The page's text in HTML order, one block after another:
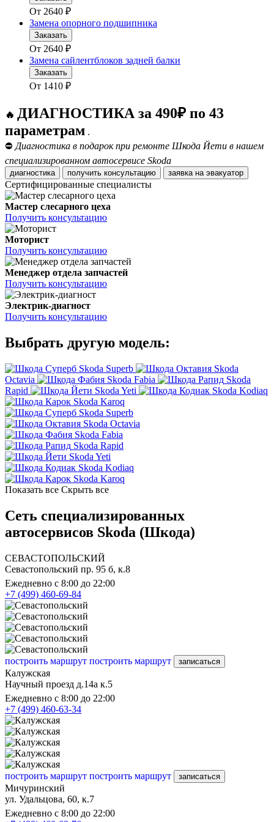
От 2640 ₽
Замена опорного подшипника
Заказать
От 2640 ₽
Замена сайлентблоков задней балки
Заказать
От 1410 ₽
🔥 ДИАГНОСТИКА за 490₽ по 43
параметрам .
⛔ Диагностика в подарок при ремонте Шкода Йети в нашем
специализированном автосервисе Skoda
диагностика получить консультацию заявка на эвакуатор
Сертифицированные специалисты
Мастер слесарного цеха
Получить консультацию
Моторист
Получить консультацию
Менеджер отдела запчастей
Получить консультацию
Электрик-диагност
Получить консультацию
Выбрать другую модель:
Skoda Superb
Skoda
Octavia
Skoda Fabia
Skoda
Rapid
Skoda Yeti
Skoda Kodiaq
Skoda Karoq
Skoda Superb
Skoda Octavia
Skoda Fabia
Skoda Rapid
Skoda Yeti
Skoda Kodiaq
Skoda Karoq
Показать все Скрыть все
Сеть специализированных
автосервисов Skoda (Шкода)
СЕВАСТОПОЛЬСКИЙ
Севастопольский пр. 95 б, к.8
Ежедневно с 8:00 до 22:00
+7 (499) 460-69-84
построить маршрут построить маршрут записаться
Калужская
Научный проезд д.14а к.5
Ежедневно с 8:00 до 22:00
+7 (499) 460-63-34
построить маршрут построить маршрут записаться
Мичуринский
ул. Удальцова, 60, к.7
Ежедневно с 8:00 до 22:00